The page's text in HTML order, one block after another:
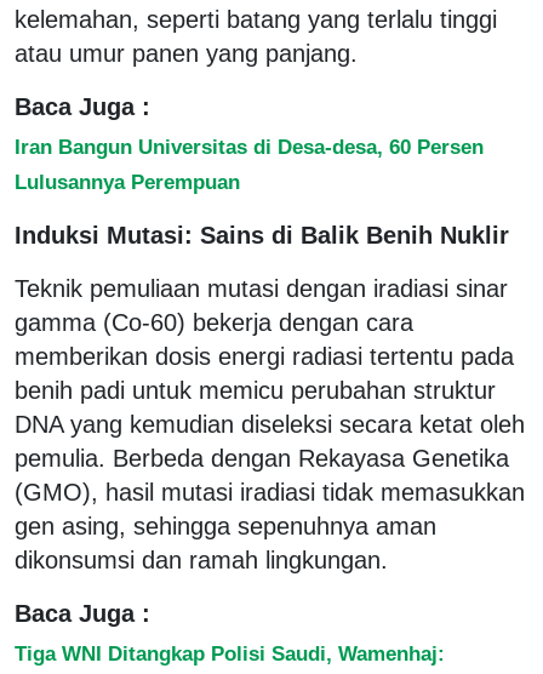
kelemahan, seperti batang yang terlalu tinggi
atau umur panen yang panjang.
Baca Juga :
Iran Bangun Universitas di Desa-desa, 60 Persen
Lulusannya Perempuan
Induksi Mutasi: Sains di Balik Benih Nuklir
Teknik pemuliaan mutasi dengan iradiasi sinar
gamma (Co-60) bekerja dengan cara
memberikan dosis energi radiasi tertentu pada
benih padi untuk memicu perubahan struktur
DNA yang kemudian diseleksi secara ketat oleh
pemulia. Berbeda dengan Rekayasa Genetika
(GMO), hasil mutasi iradiasi tidak memasukkan
gen asing, sehingga sepenuhnya aman
dikonsumsi dan ramah lingkungan.
Baca Juga :
Tiga WNI Ditangkap Polisi Saudi, Wamenhaj: